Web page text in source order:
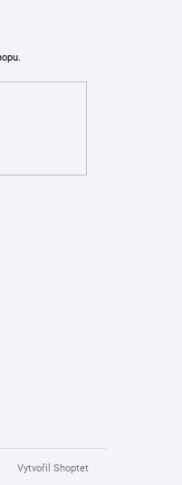
Vytvořil Shoptet